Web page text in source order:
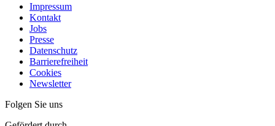
Impressum
Kontakt
Jobs
Presse
Datenschutz
Barrierefreiheit
Cookies
Newsletter
Folgen Sie uns